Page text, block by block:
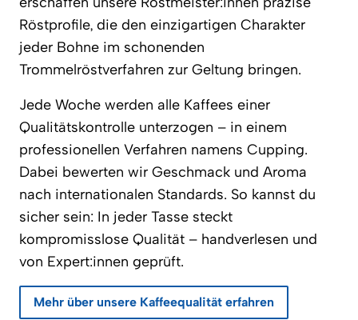
Röstprofile, die den einzigartigen Charakter
jeder Bohne im schonenden
Trommelröstverfahren zur Geltung bringen.
Jede Woche werden alle Kaffees einer
Qualitätskontrolle unterzogen – in einem
professionellen Verfahren namens Cupping.
Dabei bewerten wir Geschmack und Aroma
nach internationalen Standards. So kannst du
sicher sein: In jeder Tasse steckt
kompromisslose Qualität – handverlesen und
von Expert:innen geprüft.
Mehr über unsere Kaffeequalität erfahren